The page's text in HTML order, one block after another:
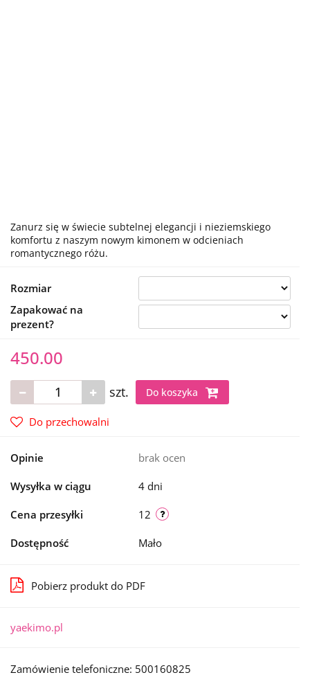
Zanurz się w świecie subtelnej elegancji i nieziemskiego
komfortu z naszym nowym kimonem w odcieniach
romantycznego różu.
Rozmiar
Zapakować na
prezent?
450.00
szt. Do koszyka
Do przechowalni
Opinie brak ocen
Wysyłka w ciągu 4 dni
Cena przesyłki 12
Dostępność Mało
Pobierz produkt do PDF
yaekimo.pl
Zamówienie telefoniczne: 500160825